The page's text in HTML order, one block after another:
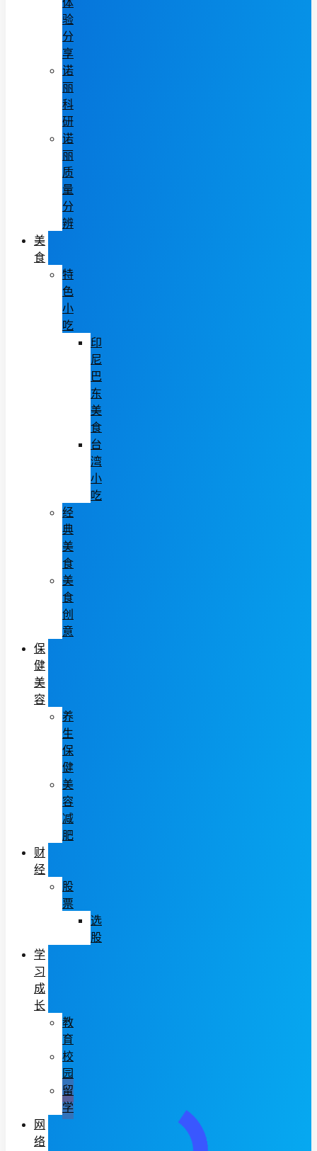
验
分
享
诺
丽
科
研
诺
丽
质
量
分
辨
美
食
特
色
小
吃
印
尼
巴
东
美
食
台
湾
小
吃
经
典
美
食
美
食
创
意
保
健
美
容
养
生
保
健
美
容
减
肥
财
经
股
票
选
股
学
习
成
长
教
育
校
园
留
学
网
络